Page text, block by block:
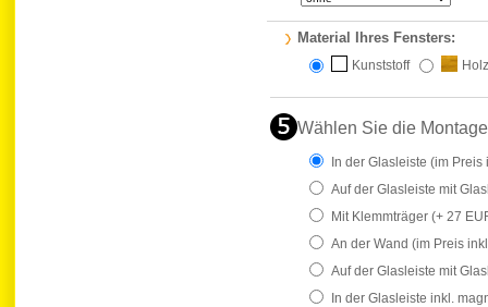
Material Ihres Fensters:
Kunststoff Holz
Wählen Sie die
In der Glasleiste (im Preis
Auf der Glasleiste mit
Mit Klemmträger (+ 27
An der Wand (im Preis
Auf der Glasleiste mit
In der Glasleiste inkl.